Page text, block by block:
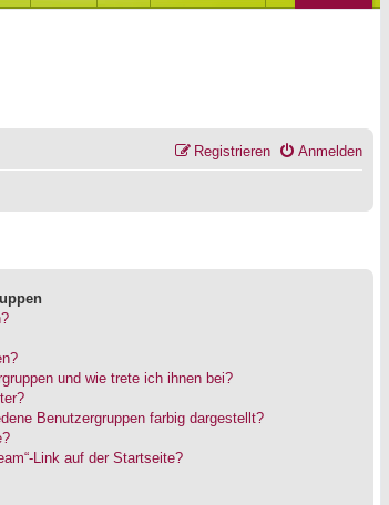
Anmelden
Registrieren
und wie trete ich ihnen bei?
Benutzergruppen farbig dargestellt?
Link auf der Startseite?